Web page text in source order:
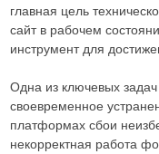
главная цель
сайт в рабочем
инструмент для
Одна из ключевых
своевременное
платформах сбои
некорректная работа